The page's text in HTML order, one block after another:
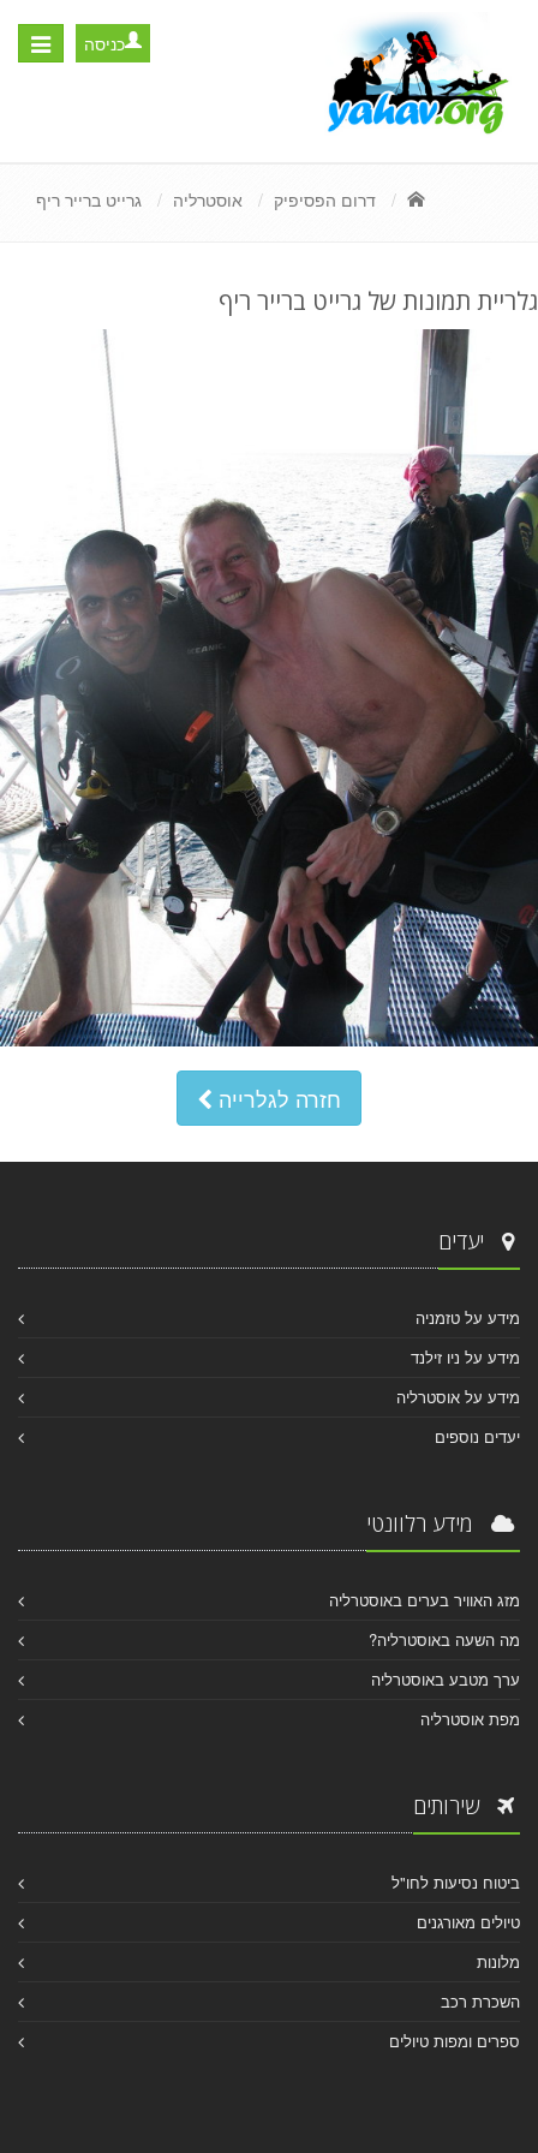
Toggle
כניסה
דרום הפסיפיק אוסטרליה גרייט ברייר ריף
גלריית תמונות של גרייט ברייר ריף
חזרה לגלרייה
יעדים
מידע על טזמניה
מידע על ניו זילנד
מידע על אוסטרליה
יעדים נוספים
מידע רלוונטי
מזג האוויר בערים באוסטרליה
מה השעה באוסטרליה?
ערך מטבע באוסטרליה
מפת אוסטרליה
שירותים
ביטוח נסיעות לחו"ל
טיולים מאורגנים
מלונות
השכרת רכב
ספרים ומפות טיולים